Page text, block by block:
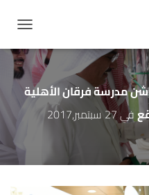
مدرسة فرقان الأهلية
في27 سبتمبر,2017